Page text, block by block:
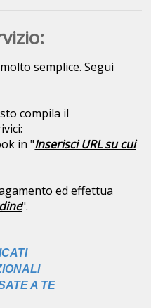
semplice. Segui
compila il
in "Inserisci URL su cui
ed effettua
".
A TE